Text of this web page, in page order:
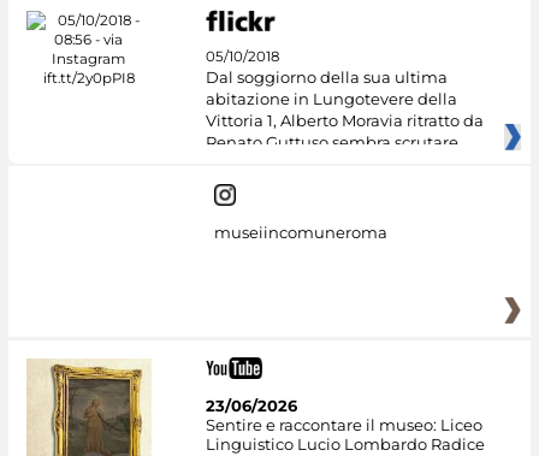
05/10/2018
Dal soggiorno della sua ultima
abitazione in Lungotevere della
Vittoria 1, Alberto Moravia ritratto da
Renato Guttuso sembra scrutare
museiincomuneroma
23/06/2026
Sentire e raccontare il museo: Liceo
Linguistico Lucio Lombardo Radice